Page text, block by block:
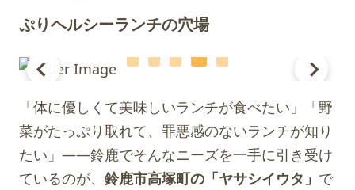
ぷりヘルシーランチの穴場
「体に優しくて美味しいランチが食べたい」「野
菜がたっぷり取れて、罪悪感のないランチが知り
たい」——鈴鹿でそんなニーズを一手に引き受け
ているのが、 鈴鹿市高塚町の「ヤサシイウタ」 で